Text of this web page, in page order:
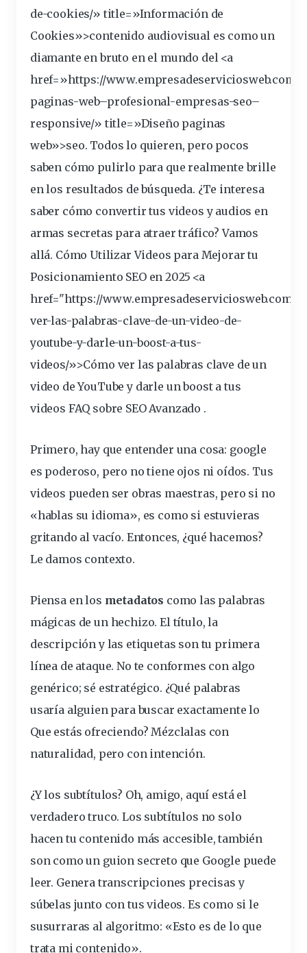
de-cookies/» title=»Información de
Cookies»>contenido audiovisual es como un
diamante enbruto en el mundo del <a
href=»https://www.empresadeserviciosweb.com/
paginas-web–profesional-empresas-seo–
responsive/» title=»Diseño paginas
web»>seo. Todos lo quieren, pero pocos
saben cómo pulirlo para que realmente brille
en los resultados debúsqueda. ¿Te interesa
saber cómo convertir tus videos y audios en
armas secretas para atraer tráfico? Vamos
allá. Cómo Utilizar Videos para Mejorar tu
Posicionamiento SEO en 2025 <a
href="https://www.empresadeserviciosweb.com/
ver-las-palabras-clave-de-un-video-de-
youtube-y-darle-un-boost-a-tus-
videos/»>Cómo ver las palabras clave de un
video de YouTube y darle un boost a tus
videos FAQ sobre SEO Avanzado .
Primero, hay que entender una cosa: google
es poderoso, pero no tiene ojos ni oídos. Tus
videos pueden ser obras maestras, pero si no
«hablas su idioma», es como si estuvieras
gritando al vacío. Entonces, ¿qué hacemos?
Le damos contexto.
Piensa en los metadatos como las palabras
mágicas de un hechizo. El título, la
descripcióny las etiquetas son tu primera
línea de ataque. No te conformes con algo
genérico; sé estratégico. ¿Qué palabras
usaría alguien para buscar exactamente lo
Que estás ofreciendo? Mézclalas con
naturalidad, pero con intención.
¿Y los subtítulos? Oh, amigo, aquí está el
verdadero truco. Los subtítulos no solo
hacen tu contenido más accesible, también
son como un guion secreto que Google puede
leer. Genera transcripciones precisas y
súbelas junto con tus videos. Es como si le
susurraras al algoritmo: «Esto es de lo que
trata mi contenido».